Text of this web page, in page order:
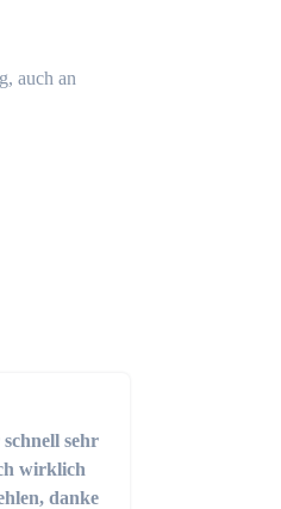
auch an
sehr
wirklich
danke